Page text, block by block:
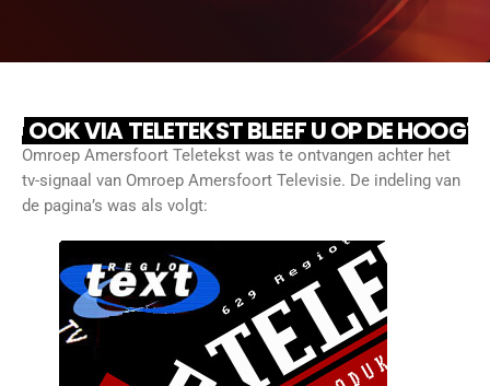
OOK VIA TELETEKST BLEEF U OP DE HOOGTE
Omroep Amersfoort Teletekst was te ontvangen achter het
tv-signaal van Omroep Amersfoort Televisie. De indeling van
de pagina’s was als volgt: